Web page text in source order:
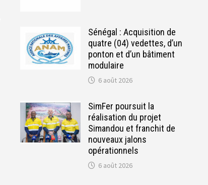
Sénégal : Acquisition de
quatre (04) vedettes, d’un
ponton et d’un bâtiment
modulaire
6 août 2026
SimFer poursuit la
réalisation du projet
Simandou et franchit de
nouveaux jalons
opérationnels
6 août 2026